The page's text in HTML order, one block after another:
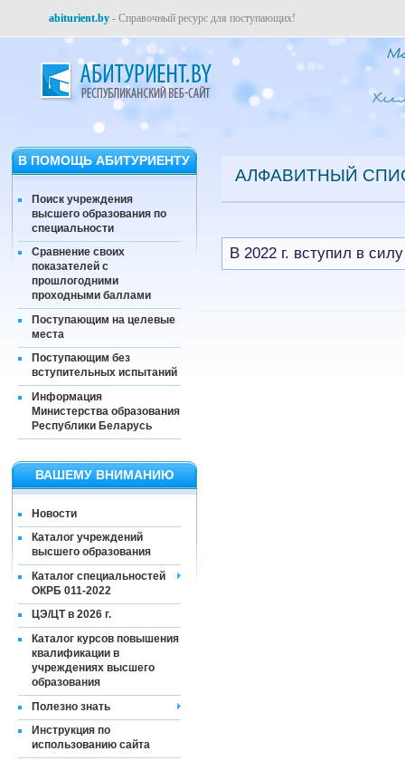
abiturient.by - Справочный ресурс для поступающих!
В ПОМОЩЬ АБИТУРИЕНТУ
Поиск учреждения
высшего образования по
специальности
Сравнение своих
показателей с
прошлогодними
проходными баллами
Поступающим на целевые
места
Поступающим без
вступительных испытаний
Информация
Министерства образования
Республики Беларусь
ВАШЕМУ ВНИМАНИЮ
Новости
Каталог учреждений
высшего образования
Каталог специальностей
ОКРБ 011-2022
ЦЭ/ЦТ в 2026 г.
Каталог курсов повышения
квалификации в
учреждениях высшего
образования
Полезно знать
Инструкция по
использованию сайта
АЛФАВИТНЫЙ
В 2022 г. вступил в